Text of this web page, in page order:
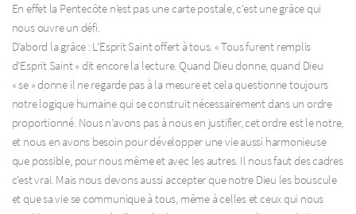
En effet la Pentecôte n’est pas une carte postale, c’est une grâce qui
nous ouvre un défi.
D’abord la grâce : L’Esprit Saint offert à tous. « Tous furent remplis
d’Esprit Saint » dit encore la lecture. Quand Dieu donne, quand Dieu
« se » donne il ne regarde pas à la mesure et cela questionne toujours
notre logique humaine qui se construit nécessairement dans un ordre
proportionné. Nous n’avons pas à nous en justifier, cet ordre est le notre,
et nous en avons besoin pour développer une vie aussi harmonieuse
que possible, pour nous même et avec les autres. Il nous faut des cadres
c’est vrai. Mais nous devons aussi accepter que notre Dieu les bouscule
et que sa vie se communique à tous, même à celles et ceux qui nous